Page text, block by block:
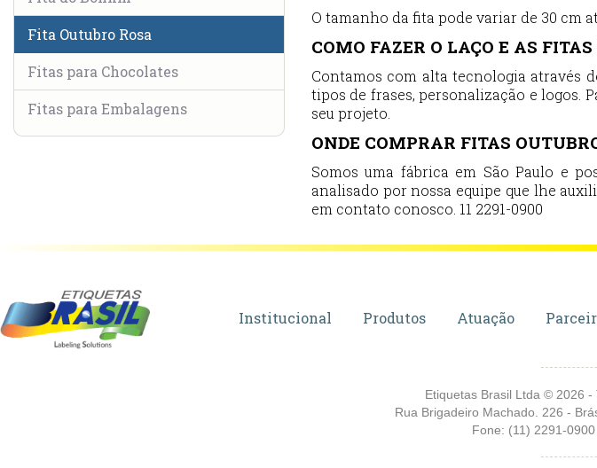
O tamanho da fita pode variar de 30 cm
COMO FAZER O LAÇO E AS
Contamos com alta tecnologia através
tipos de frases, personalização e logos.
seu projeto.
ONDE COMPRAR FITAS
Somos uma fábrica em São Paulo e
analisado por nossa equipe que lhe
em contato conosco. 11 2291-0900
Fita Outubro Rosa
Fitas para Chocolates
Fitas para Embalagens
Institucional Produtos Atuação
Etiquetas Brasil Ltda © 2026 -
Rua Brigadeiro Machado. 226 -
Fone: (11) 2291-